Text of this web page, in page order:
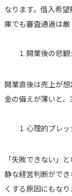
なります。借入希
庫でも審査通過は厳
開業後の悲
開業直後は売上が
金の備えが薄いと、
心理的プレッ
「失敗できない」
静な経営判断がで
くする原因にもなり